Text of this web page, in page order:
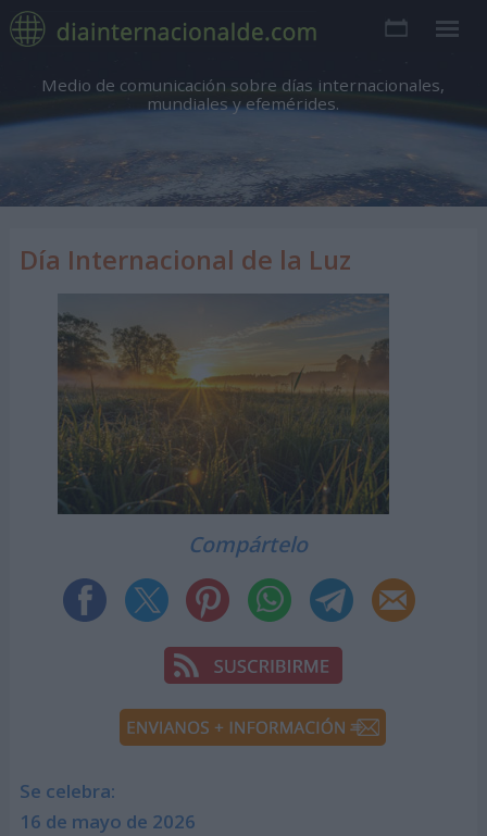
Medio de comunicación sobre días internacionales,
mundiales y efemérides.
Día Internacional de la Luz
Compártelo
Se celebra:
16 de mayo de 2026